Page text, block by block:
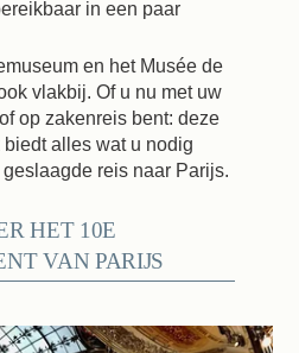
in een paar
en het Musée de
vlakbij. Of u nu met uw
op zakenreis bent: deze
biedt alles wat u nodig
geslaagde reis naar Parijs.
HET 10E
VAN PARIJS